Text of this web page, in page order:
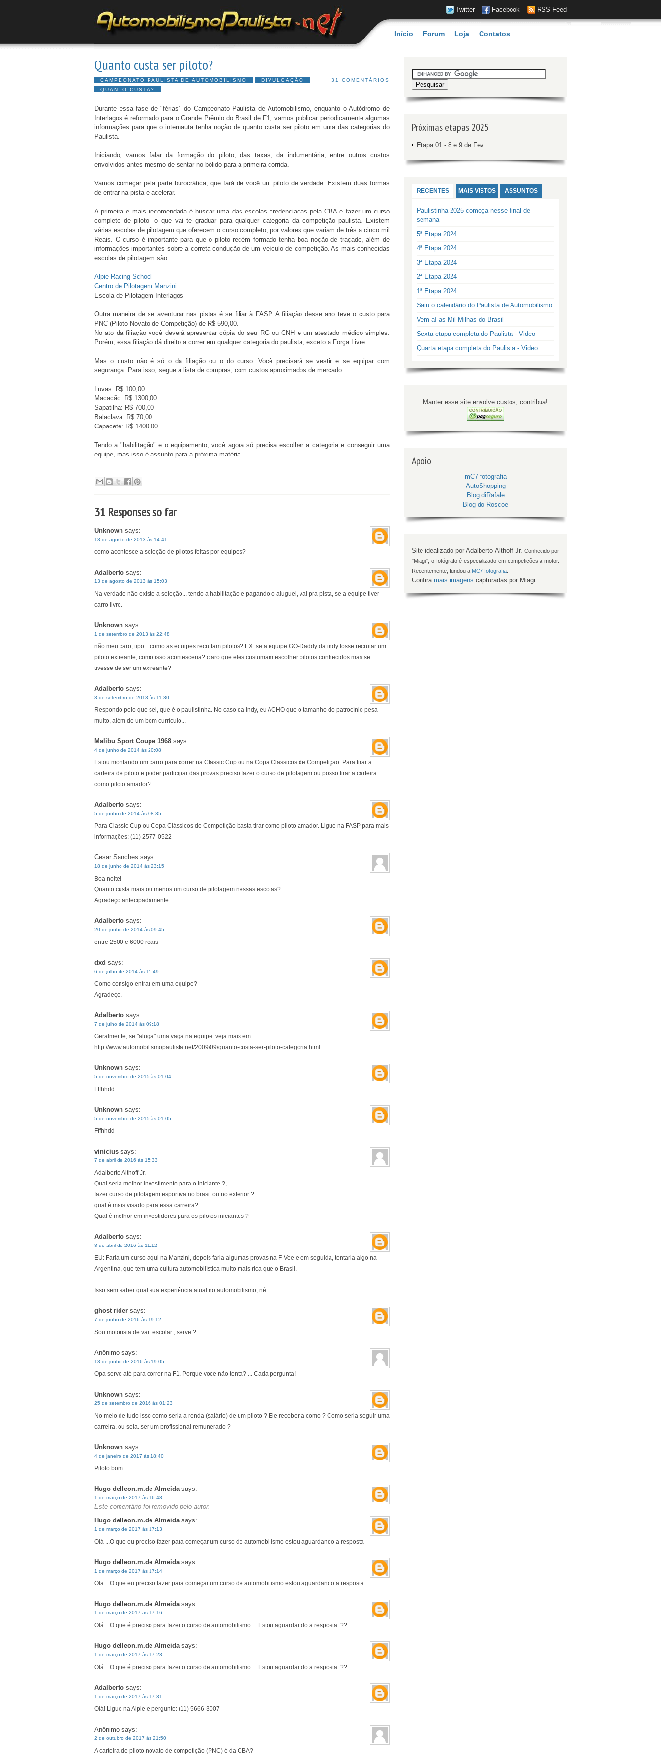
Twitter Facebook RSS Feed
Início Forum Loja Contatos
Quanto custa ser piloto?
31 COMENTÁRIOS
CAMPEONATO PAULISTA DE AUTOMOBILISMO
DIVULGAÇÃO
QUANTO CUSTA?
Durante essa fase de "férias" do Campeonato Paulista de Automobilismo, enquanto o Autódromo de
Interlagos é reformado para o Grande Prêmio do Brasil de F1, vamos publicar periodicamente algumas
informações para que o internauta tenha noção de quanto custa ser piloto em uma das categorias do
Paulista.
Iniciando, vamos falar da formação do piloto, das taxas, da indumentária, entre outros custos
envolvidos antes mesmo de sentar no bólido para a primeira corrida.
Vamos começar pela parte burocrática, que fará de você um piloto de verdade. Existem duas formas
de entrar na pista e acelerar.
A primeira e mais recomendada é buscar uma das escolas credenciadas pela CBA e fazer um curso
completo de piloto, o que vai te graduar para qualquer categoria da competição paulista. Existem
várias escolas de pilotagem que oferecem o curso completo, por valores que variam de três a cinco mil
Reais. O curso é importante para que o piloto recém formado tenha boa noção de traçado, além de
informações importantes sobre a correta condução de um veículo de competição. As mais conhecidas
escolas de pilotagem são:
Alpie Racing School
Centro de Pilotagem Manzini
Escola de Pilotagem Interlagos
Outra maneira de se aventurar nas pistas é se filiar à FASP. A filiação desse ano teve o custo para
PNC (Piloto Novato de Competição) de R$ 590,00.
No ato da filiação você deverá apresentar cópia do seu RG ou CNH e um atestado médico simples.
Porém, essa filiação dá direito a correr em qualquer categoria do paulista, exceto a Força Livre.
Mas o custo não é só o da filiação ou o do curso. Você precisará se vestir e se equipar com
segurança. Para isso, segue a lista de compras, com custos aproximados de mercado:
Luvas: R$ 100,00
Macacão: R$ 1300,00
Sapatilha: R$ 700,00
Balaclava: R$ 70,00
Capacete: R$ 1400,00
Tendo a "habilitação" e o equipamento, você agora só precisa escolher a categoria e conseguir uma
equipe, mas isso é assunto para a próxima matéria.
31 Responses so far
Unknown says:
13 de agosto de 2013 às 14:41
como acontesce a seleção de pilotos feitas por equipes?
Adalberto says:
13 de agosto de 2013 às 15:03
Na verdade não existe a seleção... tendo a habilitação e pagando o aluguel, vai pra pista, se a equipe tiver
carro livre.
Unknown says:
1 de setembro de 2013 às 22:48
não meu caro, tipo... como as equipes recrutam pilotos? EX: se a equipe GO-Daddy da indy fosse recrutar um
piloto extreante, como isso acontesceria? claro que eles custumam escolher pilotos conhecidos mas se
tivesse de ser um extreante?
Adalberto says:
3 de setembro de 2013 às 11:30
Respondo pelo que sei, que é o paulistinha. No caso da Indy, eu ACHO que o tamanho do patrocínio pesa
muito, além de um bom currículo...
Malibu Sport Coupe 1968 says:
4 de junho de 2014 às 20:08
Estou montando um carro para correr na Classic Cup ou na Copa Clássicos de Competição. Para tirar a
carteira de piloto e poder participar das provas preciso fazer o curso de pilotagem ou posso tirar a carteira
como piloto amador?
Adalberto says:
5 de junho de 2014 às 08:35
Para Classic Cup ou Copa Clássicos de Competição basta tirar como piloto amador. Ligue na FASP para mais
informações: (11) 2577-0522
Cesar Sanches says:
18 de junho de 2014 às 23:15
Boa noite!
Quanto custa mais ou menos um curso de pilotagem nessas escolas?
Agradeço antecipadamente
Adalberto says:
20 de junho de 2014 às 09:45
entre 2500 e 6000 reais
dxd says:
6 de julho de 2014 às 11:49
Como consigo entrar em uma equipe?
Agradeço.
Adalberto says:
7 de julho de 2014 às 09:18
Geralmente, se "aluga" uma vaga na equipe. veja mais em
http://www.automobilismopaulista.net/2009/09/quanto-custa-ser-piloto-categoria.html
Unknown says:
5 de novembro de 2015 às 01:04
Fffhhdd
Unknown says:
5 de novembro de 2015 às 01:05
Fffhhdd
vinicius says:
7 de abril de 2016 às 15:33
Adalberto Althoff Jr.
Qual seria melhor investimento para o Iniciante ?,
fazer curso de pilotagem esportiva no brasil ou no exterior ?
qual é mais visado para essa carreira?
Qual é melhor em investidores para os pilotos iniciantes ?
Adalberto says:
8 de abril de 2016 às 11:12
EU: Faria um curso aqui na Manzini, depois faria algumas provas na F-Vee e em seguida, tentaria algo na
Argentina, que tem uma cultura automobilística muito mais rica que o Brasil.
Isso sem saber qual sua experiência atual no automobilismo, né...
ghost rider says:
7 de junho de 2016 às 19:12
Sou motorista de van escolar , serve ?
Anônimo says:
13 de junho de 2016 às 19:05
Opa serve até para correr na F1. Porque voce não tenta? ... Cada pergunta!
Unknown says:
25 de setembro de 2016 às 01:23
No meio de tudo isso como seria a renda (salário) de um piloto ? Ele receberia como ? Como seria seguir uma
carreira, ou seja, ser um profissional remunerado ?
Unknown says:
4 de janeiro de 2017 às 18:40
Piloto bom
Hugo delleon.m.de Almeida says:
1 de março de 2017 às 16:48
Este comentário foi removido pelo autor.
Hugo delleon.m.de Almeida says:
1 de março de 2017 às 17:13
Olá ...O que eu preciso fazer para começar um curso de automobilismo estou aguardando a resposta
Hugo delleon.m.de Almeida says:
1 de março de 2017 às 17:14
Olá ...O que eu preciso fazer para começar um curso de automobilismo estou aguardando a resposta
Hugo delleon.m.de Almeida says:
1 de março de 2017 às 17:16
Olá ...O que é preciso para fazer o curso de automobilismo. .. Estou aguardando a resposta. ??
Hugo delleon.m.de Almeida says:
1 de março de 2017 às 17:23
Olá ...O que é preciso para fazer o curso de automobilismo. .. Estou aguardando a resposta. ??
Adalberto says:
1 de março de 2017 às 17:31
Olá! Ligue na Alpie e pergunte: (11) 5666-3007
Anônimo says:
2 de outubro de 2017 às 21:50
A carteira de piloto novato de competição (PNC) é da CBA?
Próximas etapas 2025
Etapa 01 - 8 e 9 de Fev
RECENTES MAIS VISTOS ASSUNTOS
Paulistinha 2025 começa nesse final de
semana
5ª Etapa 2024
4ª Etapa 2024
3ª Etapa 2024
2ª Etapa 2024
1ª Etapa 2024
Saiu o calendário do Paulista de Automobilismo
Vem aí as Mil Milhas do Brasil
Sexta etapa completa do Paulista - Video
Quarta etapa completa do Paulista - Video
Manter esse site envolve custos, contribua!
Apoio
mC7 fotografia
AutoShopping
Blog diRafale
Blog do Roscoe
Site idealizado por Adalberto Althoff Jr. Conhecido por
"Miagi", o fotógrafo é especializado em competições a motor.
Recentemente, fundou a MC7 fotografia
Confira mais imagens capturadas por Miagi.